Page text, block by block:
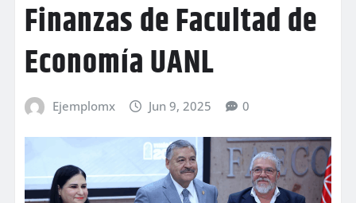
Finanzas de Facultad de
Economía UANL
Ejemplomx Jun 9, 2025 0